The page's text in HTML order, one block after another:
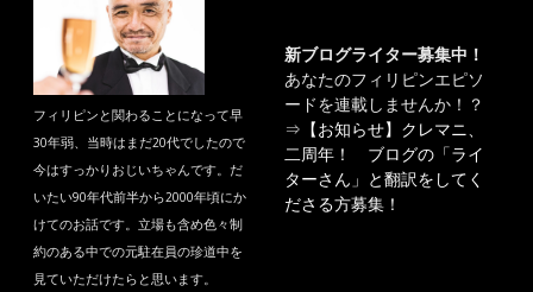
フィリピンと関わることになって早
30年弱、当時はまだ20代でしたので
今はすっかりおじいちゃんです。だ
いたい90年代前半から2000年頃にか
けてのお話です。立場も含め色々制
約のある中での元駐在員の珍道中を
見ていただけたらと思います。
新ブログライター募集中！
あなたのフィリピンエピソ
ードを連載しませんか！？
⇒ 【お知らせ】クレマニ、
二周年！ ブログの「ライ
ターさん」と翻訳をしてく
ださる方募集！